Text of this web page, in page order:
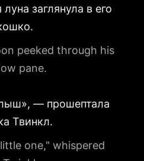
заглянула в его
peeked through his
pane.
— прошептала
Твинкл.
one," whispered